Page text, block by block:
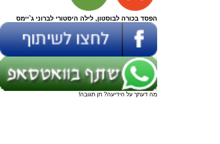
הפסד בכורה לבוסטון, לילה היסטורי לברוני ג`יימס
מה דעתך על הידיעה? תן תגובה!